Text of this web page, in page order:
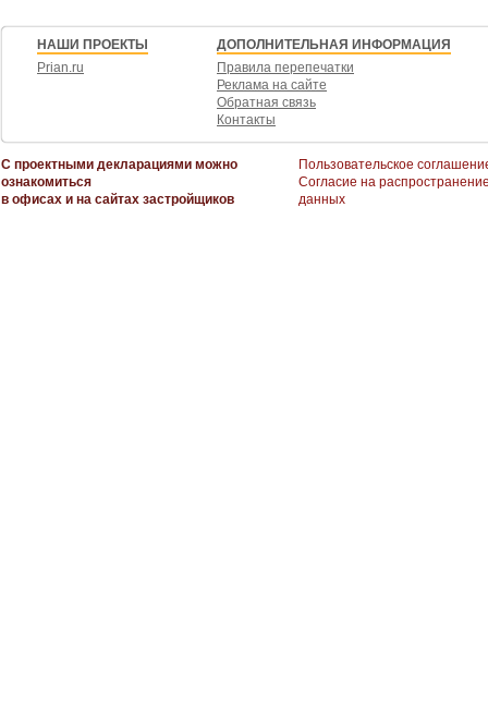
НАШИ ПРОЕКТЫ
Prian.ru
ДОПОЛНИТЕЛЬНАЯ ИНФОРМАЦИЯ
Правила перепечатки
Реклама на сайте
Обратная связь
Контакты
С проектными декларациями можно
ознакомиться
в офисах и на сайтах застройщиков
Пользовательское
Согласие на
данных